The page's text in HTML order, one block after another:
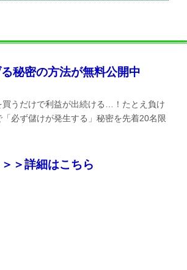
秘密の方法が無料公開中
買うだけで利益が出続ける…！たとえ負け
必ず儲けが発生する」秘密を先着20名限
＞＞詳細はこちら